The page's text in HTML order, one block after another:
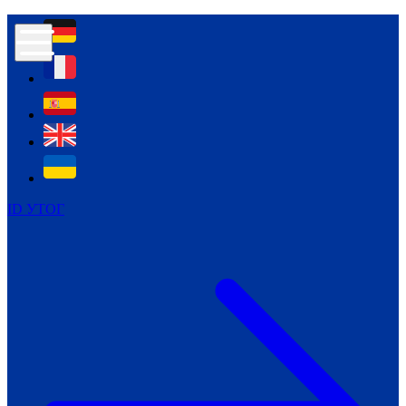
ID УТОГ
Контур психологічної безпеки глухих
Всеукраїнський пісенний
челендж «Україно, ти є!»
Молодіжний челендж «Жестова
мова для мене – це…»
Репортажі спеціальних та
інклюзивних начальних закладів